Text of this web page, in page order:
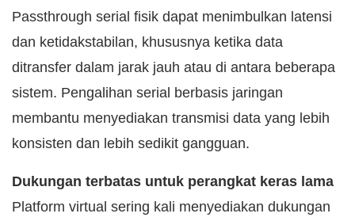
Passthrough serial fisik dapat menimbulkan latensi
dan ketidakstabilan, khususnya ketika data
ditransfer dalam jarak jauh atau di antara beberapa
sistem. Pengalihan serial berbasis jaringan
membantu menyediakan transmisi data yang lebih
konsisten dan lebih sedikit gangguan.
Dukungan terbatas untuk perangkat keras lama
Platform virtual sering kali menyediakan dukungan